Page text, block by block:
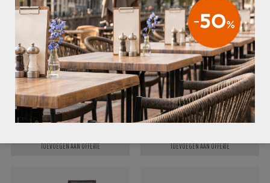
BARKRUK TEDDY BRUIN €89,95
TOEVOEGEN AAN OFFERTE
BARKRUK ARIANE TAUPE €59,95
TOEVOEGEN AAN OFFERTE